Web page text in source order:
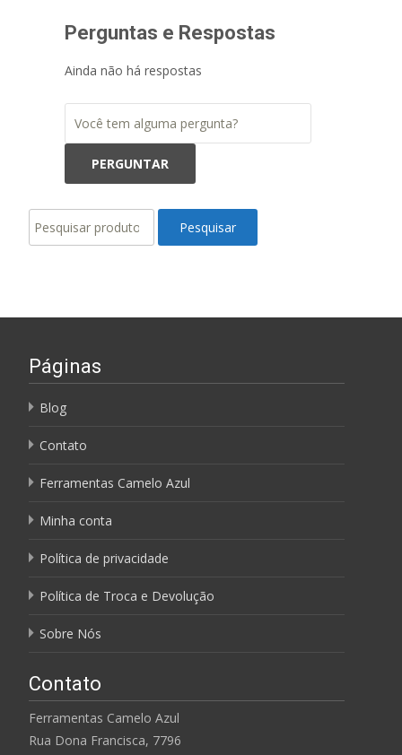
Perguntas e Respostas
Ainda não há respostas
Pesquisar
por:
Pesquisar
Páginas
Blog
Contato
Ferramentas Camelo Azul
Minha conta
Política de privacidade
Política de Troca e Devolução
Sobre Nós
Contato
Ferramentas Camelo Azul
Rua Dona Francisca, 7796